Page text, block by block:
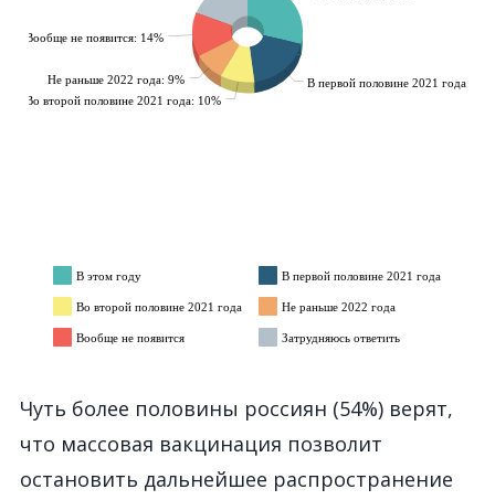
Чуть более половины россиян (54%) верят,
что массовая вакцинация позволит
остановить дальнейшее распространение